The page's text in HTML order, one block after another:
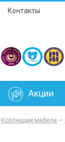
Контакты
Акции
Коллекции мебели —